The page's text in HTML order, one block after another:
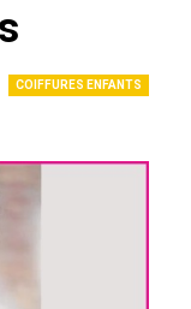
COIFFURES ENFANTS